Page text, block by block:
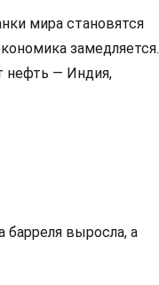
мира становятся
замедляется.
нефть — Индия,
выросла, а